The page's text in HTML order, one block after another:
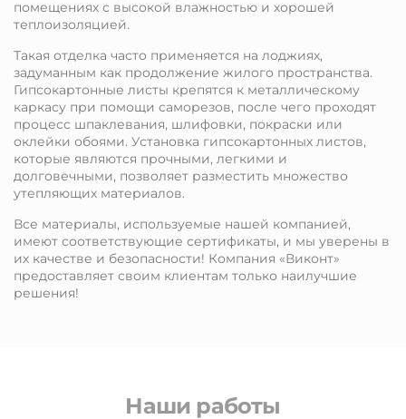
помещениях с высокой влажностью и хорошей
теплоизоляцией.
Такая отделка часто применяется на лоджиях,
задуманным как продолжение жилого пространства.
Гипсокартонные листы крепятся к металлическому
каркасу при помощи саморезов, после чего проходят
процесс шпаклевания, шлифовки, покраски или
оклейки обоями. Установка гипсокартонных листов,
которые являются прочными, легкими и
долговечными, позволяет разместить множество
утепляющих материалов.
Все материалы, используемые нашей компанией,
имеют соответствующие сертификаты, и мы уверены в
их качестве и безопасности! Компания «Виконт»
предоставляет своим клиентам только наилучшие
решения!
Наши работы